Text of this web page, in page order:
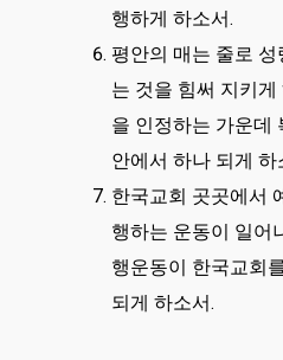
행하게 하소서.
평안의 매는 줄로
는 것을 힘써 지키
을 인정하는 가운데
안에서 하나 되게 하
한국교회 곳곳에서
행하는 운동이 일어
행운동이 한국교회
되게 하소서.